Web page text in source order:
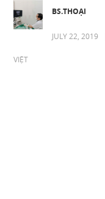
BS.THOẠI
JULY 22, 2019
VIỆT